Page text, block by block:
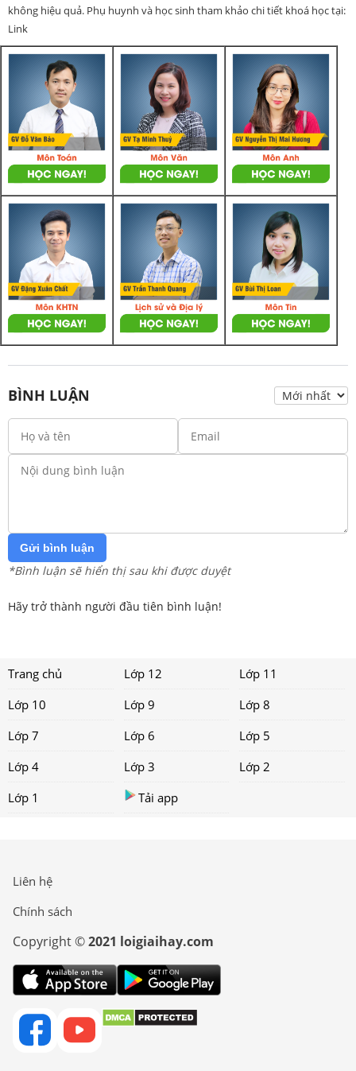
không hiệu quả. Phụ huynh và học sinh tham khảo chi tiết khoá học tại:
Link
BÌNH LUẬN
Gửi bình luận
*Bình luận sẽ hiển thị sau khi được duyệt
Hãy trở thành người đầu tiên bình luận!
Trang chủ Lớp 12
Lớp 11
Lớp 10
Lớp 9
Lớp 8
Lớp 7
Lớp 6
Lớp 5
Lớp 4
Lớp 3
Lớp 2
Lớp 1
Tải app
Liên hệ
Chính sách
Copyright ©2021 loigiaihay.com